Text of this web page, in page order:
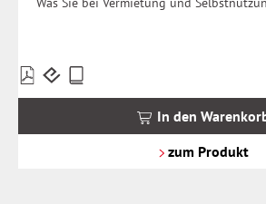
Preise
inkl.
In den
zum Produkt